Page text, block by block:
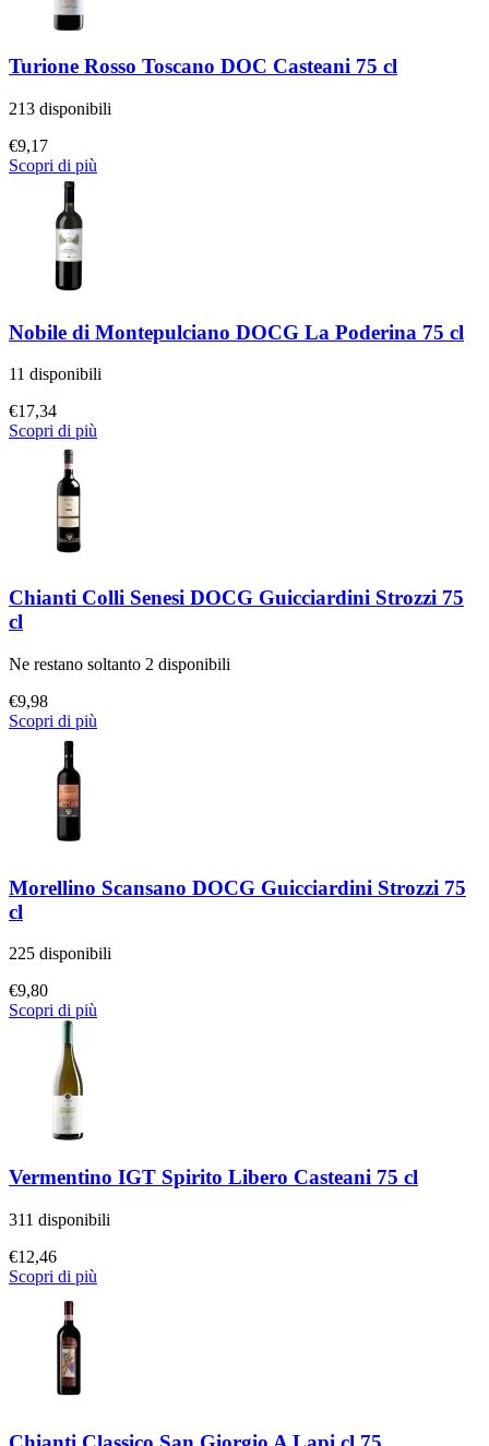
Turione Rosso Toscano DOC Casteani 75 cl
213 disponibili
€9,17
Scopri di più
Nobile di Montepulciano DOCG La Poderina 75 cl
11 disponibili
€17,34
Scopri di più
Chianti Colli Senesi DOCG Guicciardini Strozzi 75
cl
Ne restano soltanto 2 disponibili
€9,98
Scopri di più
Morellino Scansano DOCG Guicciardini Strozzi 75
cl
225 disponibili
€9,80
Scopri di più
Vermentino IGT Spirito Libero Casteani 75 cl
311 disponibili
€12,46
Scopri di più